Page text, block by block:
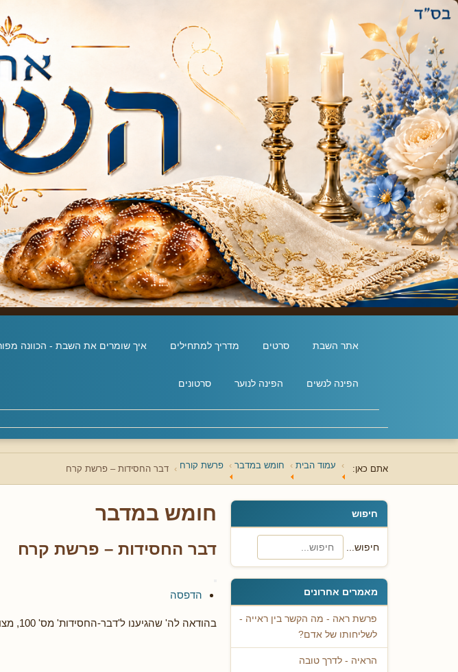
אתר השבת סרטים מדריך למתחילים איך שומרים את השבת - הכוונה
הפינה לנשים הפינה לנוער סרטונים
אתם כאן: עמוד הבית חומש במדבר פרשת קורח דבר החסידות – פרשת קרח
חיפוש
חיפוש...
מאמרים אחרונים
פרשת ראה - מה הקשר בין ראייה -
לשליחותו של אדם?
הראיה - לדרך טובה
חומש במדבר
דבר החסידות – פרשת קרח
הדפסה
בהודאה לה' שהגיענו ל'דבר-החסידות' מס' 100, מצו"ב הטור השבועי: